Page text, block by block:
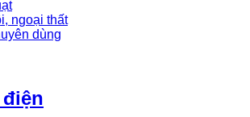
ngoại thất
dùng